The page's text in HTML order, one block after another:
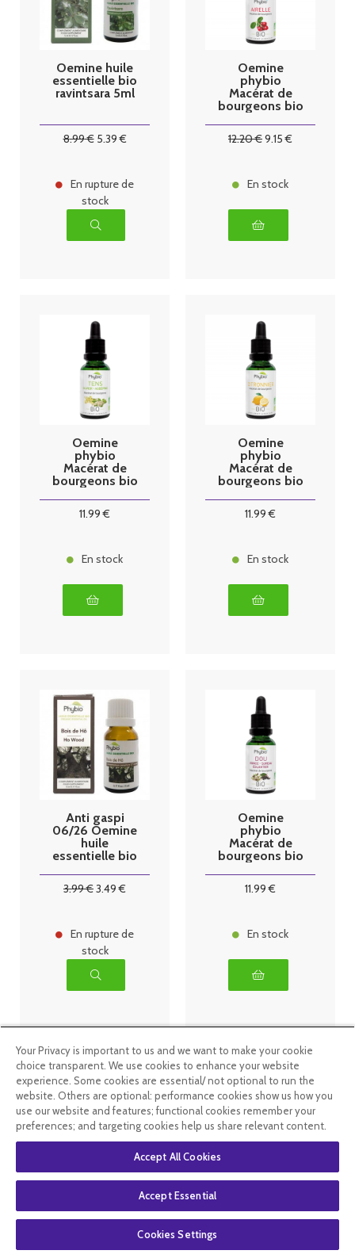
Oemine huile
essentielle bio
ravintsara 5ml
8.99€ 5.39€
En rupture de
stock
Oemine
phybio
Macérat de
bourgeons bio
12.20€9.15 €
En stock
Oemine
phybio
Macérat de
bourgeons bio
11.99 €
En stock
Oemine
phybio
Macérat de
bourgeons bio
11.99 €
En stock
Anti gaspi
06/26 Oemine
huile
essentielle bio
3.99€3.49 €
En rupture de
stock
Oemine
phybio
Macérat de
bourgeons bio
11.99 €
En stock
Eucalyptus
Macérat de
Your Privacy is important to us and we want to make your cookie
choice transparent. We use cookies to enhance your website
experience. Some cookies are essential/ not optional to run the
website. Others are optional: performance cookies show us how you
use our website and features; functional cookies remember your
preferences; and targeting cookies help us share relevant content.
Accept All Cookies
Accept Essential
Cookies Settings